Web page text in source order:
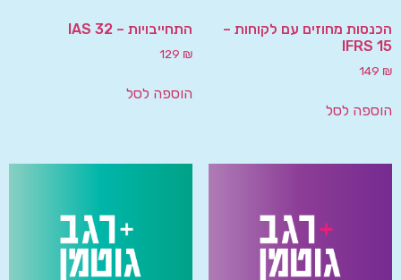
הכנסות מחוזים עם לקוחות –
IFRS 15
149 ₪
הוספה לסל
התחייבויות – IAS 32
129 ₪
הוספה לסל